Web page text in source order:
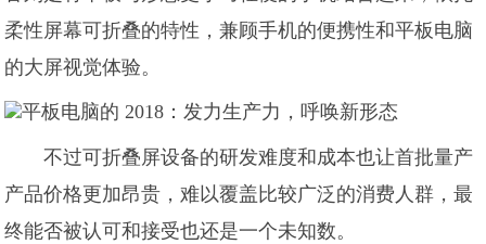
柔性屏幕可折叠的特性，兼顾手机的便携性和平板电脑
的大屏视觉体验。
不过可折叠屏设备的研发难度和成本也让首批量产
产品价格更加昂贵，难以覆盖比较广泛的消费人群，最
终能否被认可和接受也还是一个未知数。